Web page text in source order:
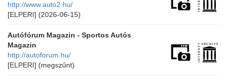
http://www.auto2.hu/
[ELPERI] (2026-06-15)
Autófórum Magazin - Sportos Autós
Magazin
http://autoforum.hu/
[ELPERI] (megszűnt)